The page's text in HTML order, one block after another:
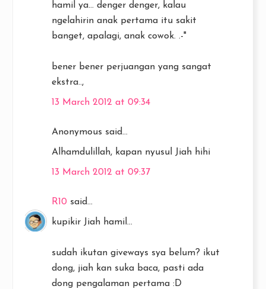
hamil ya... denger denger, kalau
ngelahirin anak pertama itu sakit
banget, apalagi, anak cowok. .-"
bener bener perjuangan yang sangat
ekstra..,
13 March 2012 at 09:34
Anonymous said...
Alhamdulillah, kapan nyusul Jiah hihi
13 March 2012 at 09:37
R10 said...
kupikir Jiah hamil...
sudah ikutan giveways sya belum? ikut
dong, jiah kan suka baca, pasti ada
dong pengalaman pertama :D